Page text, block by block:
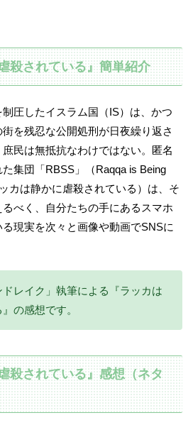
殺されている』簡単紹介
圧したイスラム国（IS）は、かつ
を残忍な公開処刑が日夜繰り返さ
民は無抵抗なわけではない。匿名
集団「RBSS」（Raqqa is Being
カは静かに虐殺されている）は、そ
べく、自分たちの手にあるスマホ
現実を次々と画像や動画でSNSに
レイク」執筆による『ラッカは
の感想です。
殺されている』感想（ネタ